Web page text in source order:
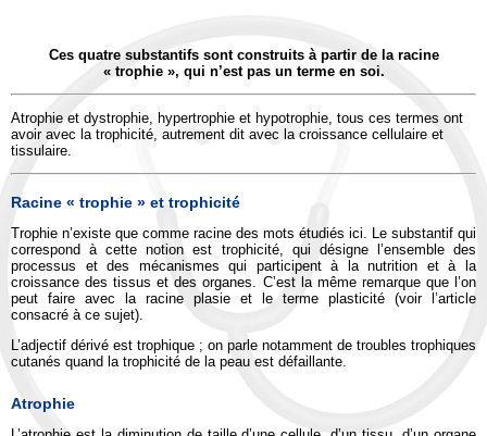
Ces quatre substantifs sont construits à partir de la racine
« trophie », qui n’est pas un terme en soi.
Atrophie et dystrophie, hypertrophie et hypotrophie, tous ces termes ont
avoir avec la trophicité, autrement dit avec la croissance cellulaire et
tissulaire.
Racine « trophie » et trophicité
Trophie n’existe que comme racine des mots étudiés ici. Le substantif qui
correspond à cette notion est trophicité, qui désigne l’ensemble des
processus et des mécanismes qui participent à la nutrition et à la
croissance des tissus et des organes. C’est la même remarque que l’on
peut faire avec la racine plasie et le terme plasticité (voir l’article
consacré à ce sujet).
L’adjectif dérivé est trophique ; on parle notamment de troubles trophiques
cutanés quand la trophicité de la peau est défaillante.
Atrophie